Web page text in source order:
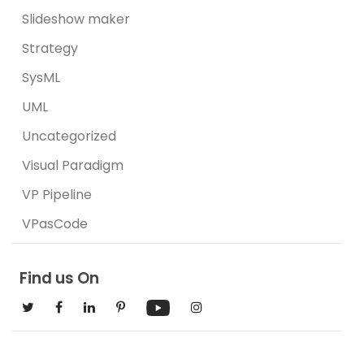
Slideshow maker
Strategy
SysML
UML
Uncategorized
Visual Paradigm
VP Pipeline
VPasCode
Find us On